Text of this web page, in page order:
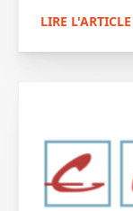
LIRE L'ARTICLE